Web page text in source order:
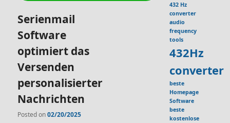
Serienmail
Software
optimiert das
Versenden
personalisierter
Nachrichten
Posted on02/20/2025
432 Hz
converter
audio
frequency
tools
432Hz
converter
beste
Homepage
Software
beste
kostenlose